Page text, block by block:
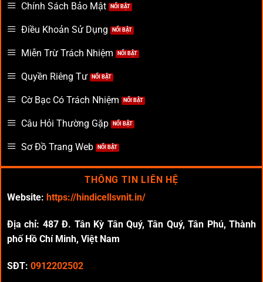
Chính Sách Bảo Mật
Điều Khoản Sử Dụng
Miễn Trừ Trách Nhiệm
Quyền Riêng Tư
Cờ Bạc Có Trách Nhiệm
Câu Hỏi Thường Gặp
Sơ Đồ Trang Web
THÔNG TIN LIÊN HỆ
Website: https://hindicellsvnit.in/
Địa chỉ: 487 Đ. Tân Kỳ Tân Quý, Tân Quý, Tân Phú, Thành
phố Hồ Chí Minh, Việt Nam
SĐT: 0912202502